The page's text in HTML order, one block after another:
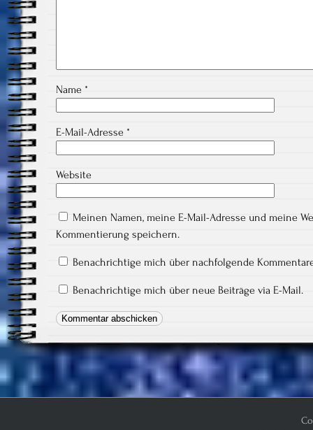
Name *
E-Mail-Adresse *
Website
Meinen Namen, meine E-Mail-Adresse und meine
Kommentierung speichern.
Benachrichtige mich über nachfolgende
Benachrichtige mich über neue Beiträge via E-Mail.